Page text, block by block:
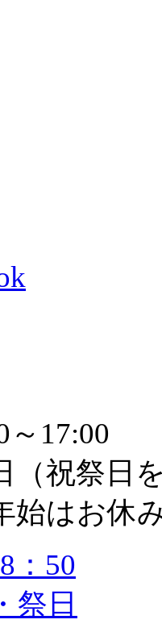
17:00
（祝祭日
始はお休